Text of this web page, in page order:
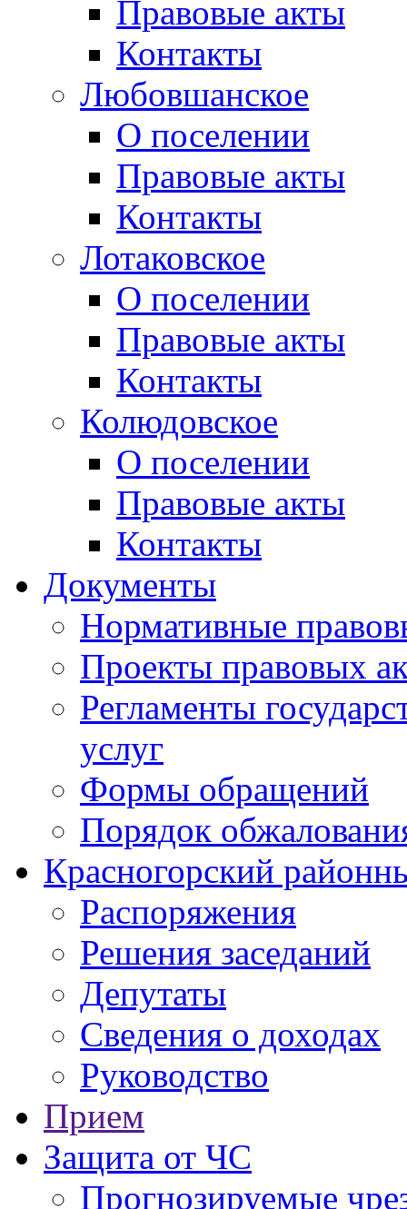
Правовые акты
Контакты
Любовшанское
О поселении
Правовые акты
Контакты
Лотаковское
О поселении
Правовые акты
Контакты
Колюдовское
О поселении
Правовые акты
Контакты
Документы
Нормативные
Проекты правовых
Регламенты
услуг
Формы обращений
Порядок
Красногорский
Распоряжения
Решения заседаний
Депутаты
Сведения о доходах
Руководство
Прием
Защита от ЧС
Прогнозируемые